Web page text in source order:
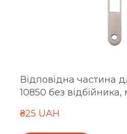
Відповідна частина
10850 без
₴25 UAH